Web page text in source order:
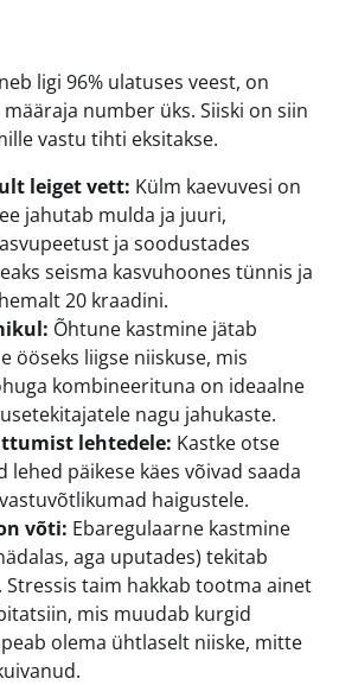
ligi 96% ulatuses veest, on
number üks. Siiski on siin
vastu tihti eksitakse.
leiget vett: Külm kaevuvesi on
jahutab mulda ja juuri,
ja soodustades
seisma kasvuhoones tünnis ja
20 kraadini.
Õhtune kastmine jätab
ööseks liigse niiskuse, mis
kombineerituna on ideaalne
nagu jahukaste.
lehtedele: Kastke otse
lehed päikese käes võivad saada
haigustele.
võti: Ebaregulaarne kastmine
aga uputades) tekitab
Stressis taim hakkab tootma ainet
mis muudab kurgid
olema ühtlaselt niiske, mitte